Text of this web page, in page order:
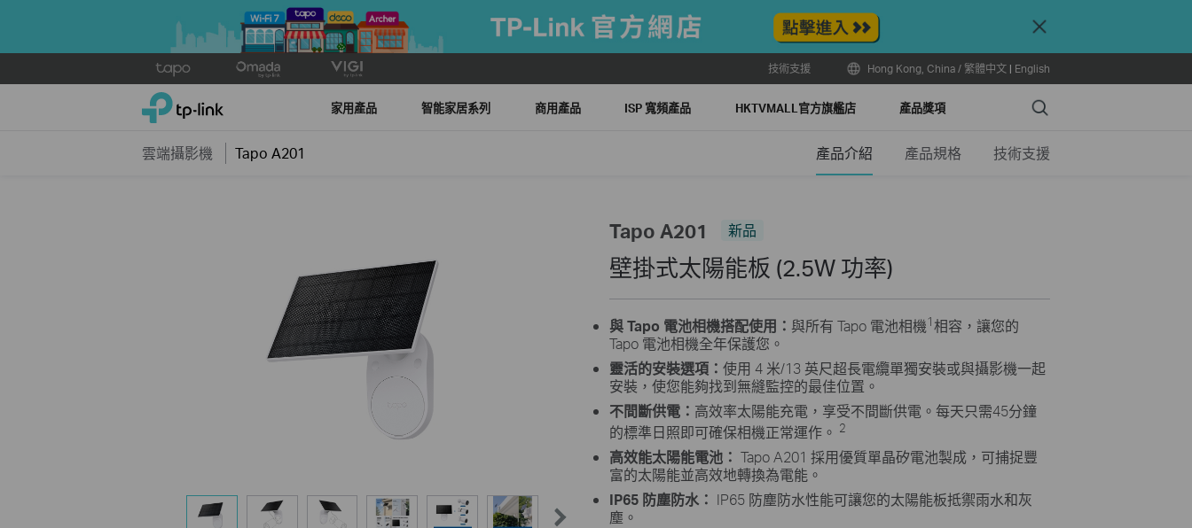
Close
to
技術支援 Hong Kong, China / 繁體中文 | English
TP-Link, Reliably Smart 家用產品 智能家居系列 商用產品 ISP 寬頻產品 HKTVMALL官方旗艦店 產品獎項 Search
雲端攝影機 Tapo A201 產品介紹 產品規格 技術支援
Tapo A201 新品
壁掛式太陽能板 (2.5W 功率)
與 Tapo 電池相機搭配使用： 與所有 Tapo 電池相機1相容，讓您的
Tapo 電池相機全年保護您。
靈活的安裝選項： 使用 4 米/13 英尺超長電纜單獨安裝或與攝影機一起
安裝，使您能夠找到無縫監控的最佳位置。
不間斷供電： 高效率太陽能充電，享受不間斷供電。每天只需45分鐘
的標準日照即可確保相機正常運作。 2
高效能太陽能電池： Tapo A201 採用優質單晶矽電池製成，可捕捉豐
富的太陽能並高效地轉換為電能。
IP65 防塵防水： IP65 防塵防水性能可讓您的太陽能板抵禦雨水和灰
塵。